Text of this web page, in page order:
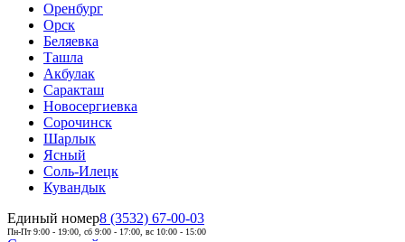
Оренбург
Орск
Беляевка
Ташла
Акбулак
Саракташ
Новосергиевка
Сорочинск
Шарлык
Ясный
Соль-Илецк
Кувандык
Единый номер8 (3532) 67-00-03
Пн-Пт 9:00 - 19:00, сб 9:00 - 17:00, вс 10:00 - 15:00